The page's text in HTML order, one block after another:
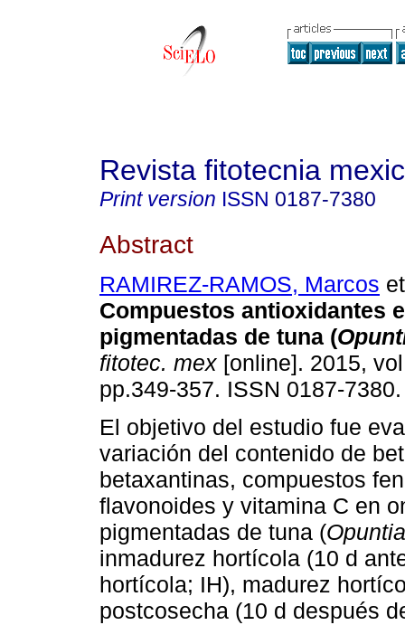
Revista fitotecnia
Print version ISSN 0187-7380
Abstract
RAMIREZ-RAMOS, Marcos
Compuestos antioxidantes
pigmentadas de tuna (
fitotec. mex [online]. 2015,
pp.349-357. ISSN 0187-7380.
El objetivo del estudio fue
variación del contenido de
betaxantinas, compuestos
flavonoides y vitamina C en
pigmentadas de tuna (
inmadurez hortícola (10 d
hortícola; IH), madurez
postcosecha (10 d después